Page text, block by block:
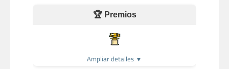
🏆 Premios
Ampliar detalles ▼